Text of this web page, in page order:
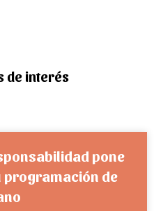
de interés
pone
programación de